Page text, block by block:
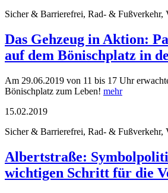
Sicher & Barrierefrei, Rad- & Fußverkehr,
Das Gehzeug in Aktion:
auf dem Bönischplatz in
Am 29.06.2019 von 11 bis 17 Uhr
Bönischplatz zum Leben! mehr
15.02.2019
Sicher & Barrierefrei, Rad- & Fußverkehr,
Albertstraße:
wichtigen Schritt für die